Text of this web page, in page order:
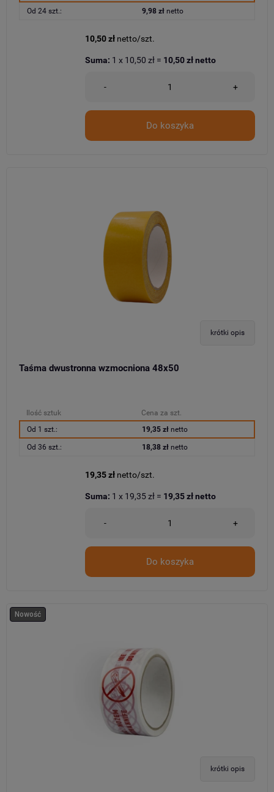
Od 24 szt.: 9,98 złnetto
10,50 zł netto/szt.
- +
Do koszyka
Suma: 1 x 10,50 zł = 10,50 złnetto
krótki opis
Taśma dwustronna wzmocniona 48x50
Ilość sztuk
Cena za szt.
Od 1 szt.:
19,35 złnetto
Od 36 szt.: 18,38 złnetto
19,35 zł netto/szt.
- +
Do koszyka
Suma: 1 x 19,35 zł = 19,35 złnetto
krótki opis
Nowość